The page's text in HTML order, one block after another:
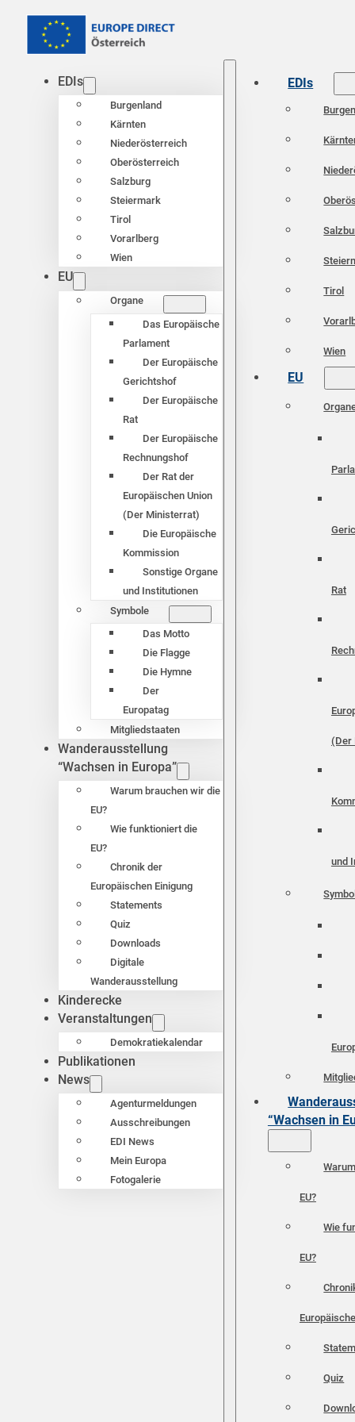
EDIs
Burgenland
Kärnten
Niederösterreich
Oberösterreich
Salzburg
Steiermark
Tirol
Vorarlberg
Wien
EU
Organe
Das Europäische
Parlament
Der Europäische
Gerichtshof
Der Europäische
Rat
Der Europäische
Rechnungshof
Der Rat der
Europäischen Union
(Der Ministerrat)
Die Europäische
Kommission
Sonstige Organe
und Institutionen
Symbole
Das Motto
Die Flagge
Die Hymne
Der
Europatag
Mitgliedstaaten
Wanderausstellung
“Wachsen in Europa”
Warum brauchen wir die
EU?
Wie funktioniert die
EU?
Chronik der
Europäischen Einigung
Statements
Quiz
Downloads
Digitale
Wanderausstellung
Kinderecke
Veranstaltungen
Demokratiekalendar
Publikationen
News
Agenturmeldungen
Ausschreibungen
EDI News
Mein Europa
Fotogalerie
EDIs
Tirol
Wien
EU
Rat
(Der
und
“Wachsen in
EU?
Wie
EU?
Quiz